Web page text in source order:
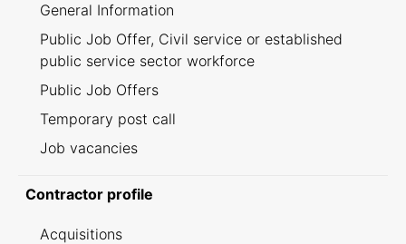
General Information
Public Job Offer, Civil service or established
public service sector workforce
Public Job Offers
Temporary post call
Job vacancies
Contractor profile
Acquisitions